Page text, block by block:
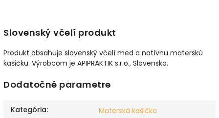
Slovenský včelí produkt
Produkt obsahuje slovenský včelí med a natívnu materskú
kašičku. Výrobcom je APIPRAKTIK s.r.o., Slovensko.
Dodatočné parametre
Kategória:
Materská kašička